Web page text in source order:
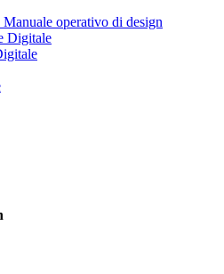
operativo di design